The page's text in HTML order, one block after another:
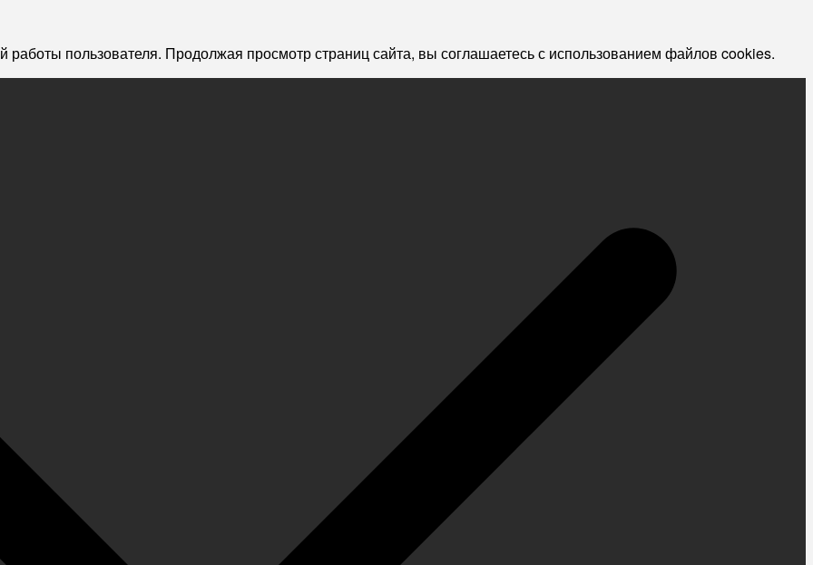
пользователя. Продолжая просмотр страниц сайта, вы соглашаетесь с использованием файлов cookies.